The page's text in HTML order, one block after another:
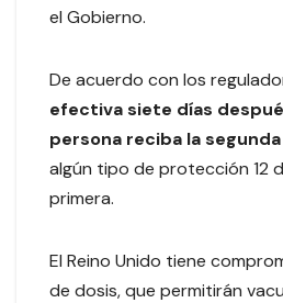
el Gobierno.
De acuerdo con los
efectiva siete días
persona reciba la
algún tipo de protección 12
primera.
El Reino Unido tiene
de dosis, que permitirán